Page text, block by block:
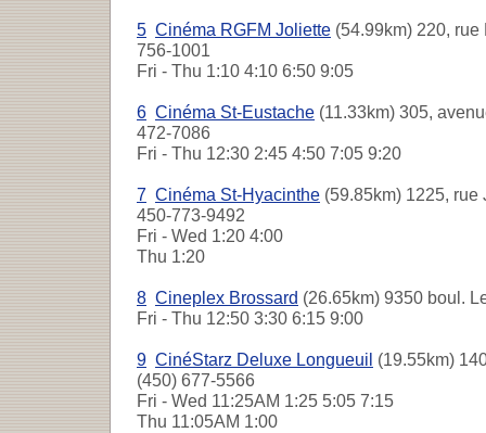
5 Cinéma RGFM Joliette (54.99km) 220,
756-1001
Fri - Thu 1:10 4:10 6:50 9:05
6 Cinéma St-Eustache (11.33km) 305,
472-7086
Fri - Thu 12:30 2:45 4:50 7:05 9:20
7 Cinéma St-Hyacinthe (59.85km) 1225,
450-773-9492
Fri - Wed 1:20 4:00
Thu 1:20
8 Cineplex Brossard (26.65km) 9350 boul.
Fri - Thu 12:50 3:30 6:15 9:00
9 CinéStarz Deluxe Longueuil (19.55km)
(450) 677-5566
Fri - Wed 11:25AM 1:25 5:05 7:15
Thu 11:05AM 1:00